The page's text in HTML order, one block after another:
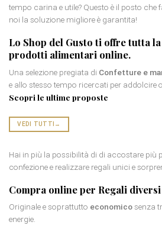
tempo carina e utile? Questo è il posto
noi la soluzione migliore è garantita!
Lo Shop del Gusto ti offre tutta
prodotti alimentari online.
Una selezione pregiata di Confetture e
e allo stesso tempo ricercati per addolcire
Scopri le ultime proposte
VEDI TUTTI →
Hai in più la possibilità di di accostare più
confezione e realizzare regali unici e
Compra online per Regali
Originale e soprattutto economicosenza
energie.